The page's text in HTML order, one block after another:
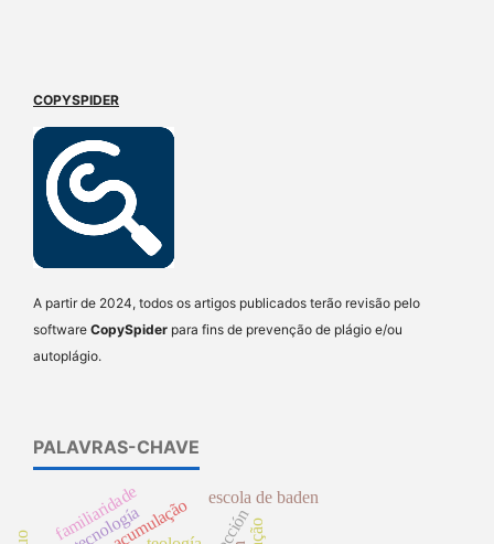
COPYSPIDER
A partir de 2024, todos os artigos publicados terão revisão pelo
software CopySpider para fins de prevenção de plágio e/ou
autoplágio.
PALAVRAS-CHAVE
tecnología
familiaridade escola de baden